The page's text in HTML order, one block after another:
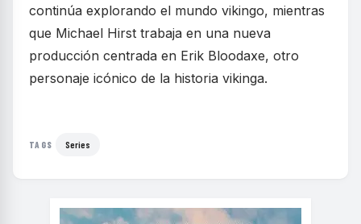
continúa explorando el mundo vikingo, mientras
que Michael Hirst trabaja en una nueva
producción centrada en Erik Bloodaxe, otro
personaje icónico de la historia vikinga.
TAGS Series